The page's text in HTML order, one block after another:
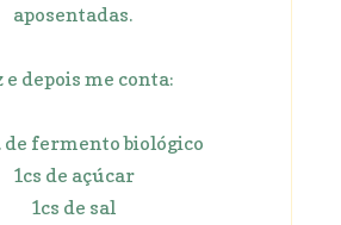
aposentadas.
e depois me conta:
de fermento biológico
1cs de açúcar
1cs de sal